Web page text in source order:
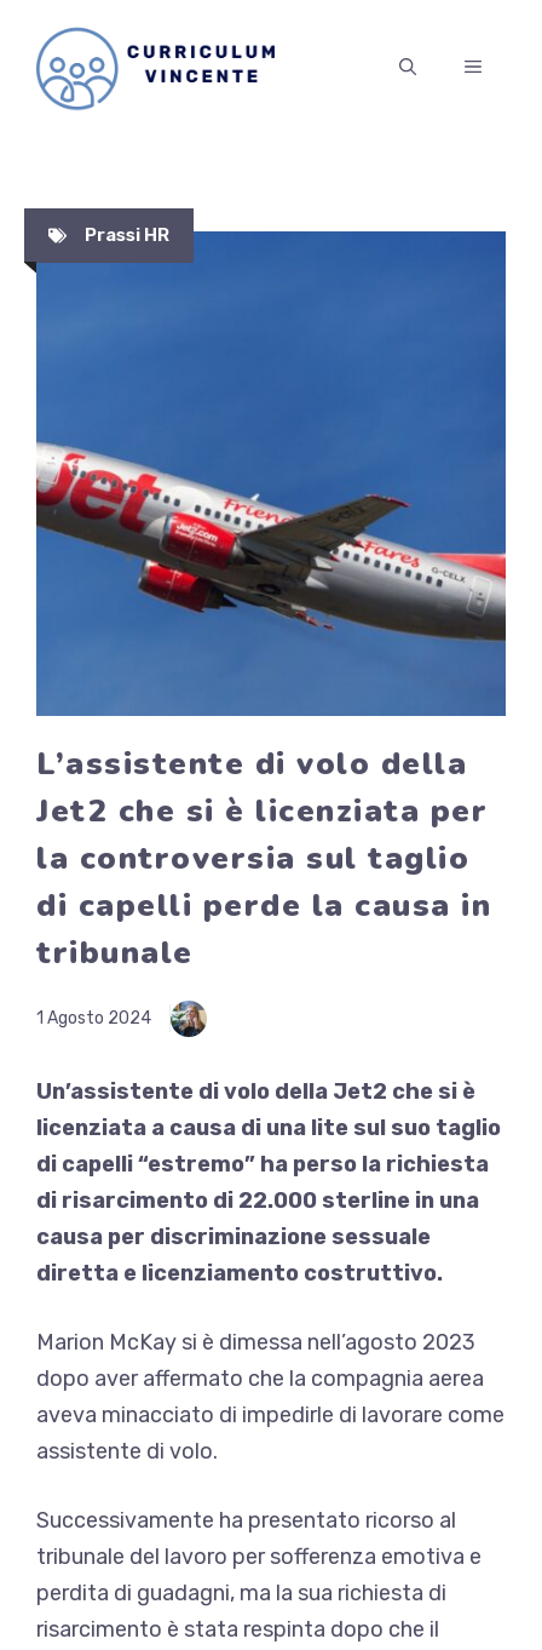
contenuto
MENU
Prassi HR
L’assistente di volo della
Jet2 che si è licenziata per
la controversia sul taglio
di capelli perde la causa in
tribunale
1 Agosto 2024
Un’assistente di volo della Jet2 che si è
licenziata a causa di una lite sul suo taglio
di capelli “estremo” ha perso la richiesta
di risarcimento di 22.000 sterline in una
causa per discriminazione sessuale
diretta e licenziamento costruttivo.
Marion McKay si è dimessa nell’agosto 2023
dopo aver affermato che la compagnia aerea
aveva minacciato di impedirle di lavorare come
assistente di volo.
Successivamente ha presentato ricorso al
tribunale del lavoro per sofferenza emotiva e
perdita di guadagni, ma la sua richiesta di
risarcimento è stata respinta dopo che il